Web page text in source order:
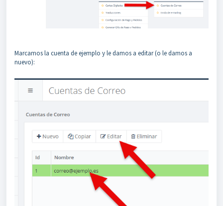
Marcamos la cuenta de ejemplo y le damos a editar (o le damos a
nuevo):